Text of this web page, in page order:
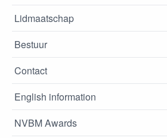
Lidmaatschap
Bestuur
Contact
English information
NVBM Awards